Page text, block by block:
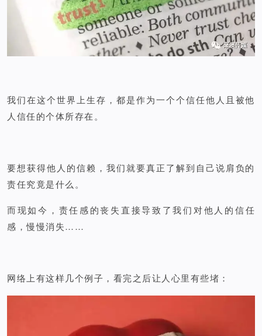
我们在这个世界上生存，都是作为一个个信任他人且被他
人信任的个体所存在。
要想获得他人的信赖，我们就要真正了解到自己说肩负的
责任究竟是什么。
而现如今，责任感的丧失直接导致了我们对他人的信任
感，慢慢消失……
网络上有这样几个例子，看完之后让人心里有些堵：